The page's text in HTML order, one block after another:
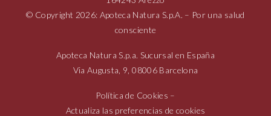
© Copyright 2026: Apoteca Natura S.p.A. – Por una salud
consciente
Apoteca Natura S.p.a. Sucursal en España
Via Augusta, 9, 08006Barcelona
Política de Cookies –
Actualiza las preferencias de cookies